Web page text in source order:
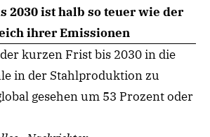
2030 ist halb so teuer wie der
ihrer Emissionen
kurzen Frist bis 2030 in die
in der Stahlproduktion zu
gesehen um 53 Prozent oder